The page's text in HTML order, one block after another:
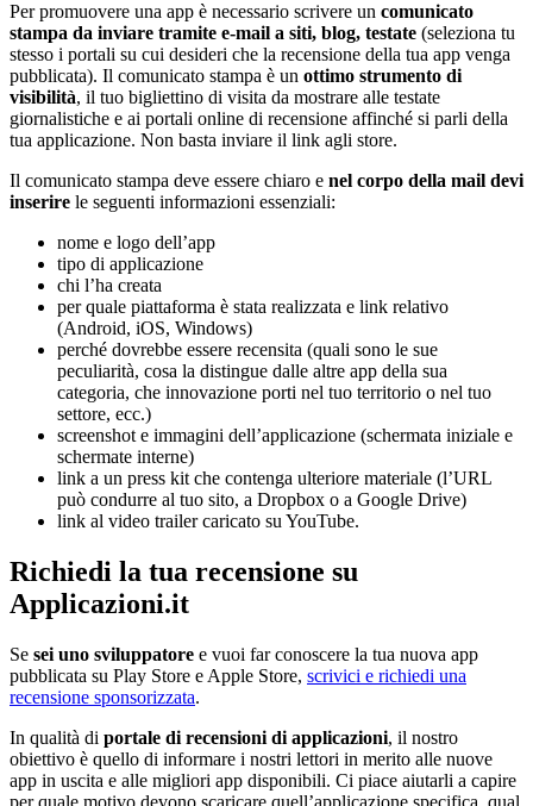
Per promuovere una app è necessario scrivere un comunicato
stampa da inviare tramite e-mail a siti, blog, testate (seleziona tu
stesso i portali su cui desideri che la recensione della tua app venga
pubblicata). Il comunicato stampa è un ottimo strumento di
visibilità, il tuo bigliettino di visita da mostrare alle testate
giornalistiche e ai portali online di recensione affinché si parli della
tua applicazione. Non basta inviare il link agli store.
Il comunicato stampa deve essere chiaro e nel corpo della mail devi
inserire le seguenti informazioni essenziali:
nome e logo dell’app
tipo di applicazione
chi l’ha creata
per quale piattaforma è stata realizzata e link relativo
(Android, iOS, Windows)
perché dovrebbe essere recensita (quali sono le sue
peculiarità, cosa la distingue dalle altre app della sua
categoria, che innovazione porti nel tuo territorio o nel tuo
settore, ecc.)
screenshot e immagini dell’applicazione (schermata iniziale e
schermate interne)
link a un press kit che contenga ulteriore materiale (l’URL
può condurre al tuo sito, a Dropbox o a Google Drive)
link al video trailer caricato su YouTube.
Richiedi la tua recensione su
Applicazioni.it
Se sei uno sviluppatore e vuoi far conoscere la tua nuova app
pubblicata su Play Store e Apple Store, scrivici e richiedi una
recensione sponsorizzata.
In qualità di portale di recensioni di applicazioni, il nostro
obiettivo è quello di informare i nostri lettori in merito alle nuove
app in uscita e alle migliori app disponibili. Ci piace aiutarli a capire
per quale motivo devono scaricare quell’applicazione specifica, qual